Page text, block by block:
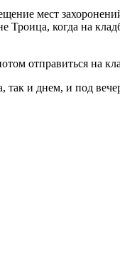
мест
когда на
отправиться на
и днем, и под